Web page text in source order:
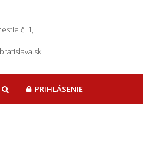
č. 1,
HĽADAŤPRIHLÁSENIE